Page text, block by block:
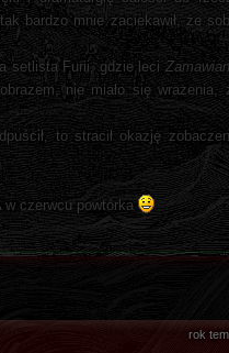
bardzo mnie zaciekawił, że
setlista Furii, gdzie leci
nie miało się wrażenia,
to stracił okazję
w czerwcu powtórka
rok